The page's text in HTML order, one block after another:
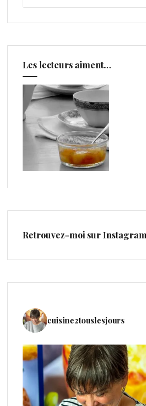
Les lecteurs aiment…
Retrouvez-moi sur
cuisine2touslesjours